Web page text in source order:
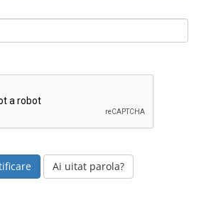
Ai uitat parola?